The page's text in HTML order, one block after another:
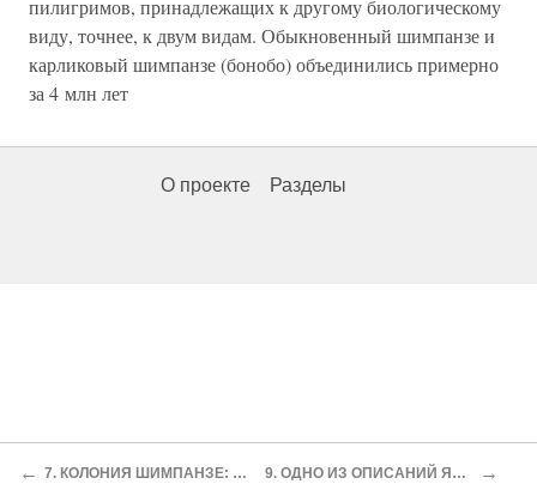
пилигримов, принадлежащих к другому биологическому
виду, точнее, к двум видам. Обыкновенный шимпанзе и
карликовый шимпанзе (бонобо) объединились примерно
за 4 млн лет
О проекте Разделы
← 7. КОЛОНИЯ ШИМПАНЗЕ: ЭЛЛИ 9. ОДНО ИЗ ОПИСАНИЙ ЯЗЫКА →